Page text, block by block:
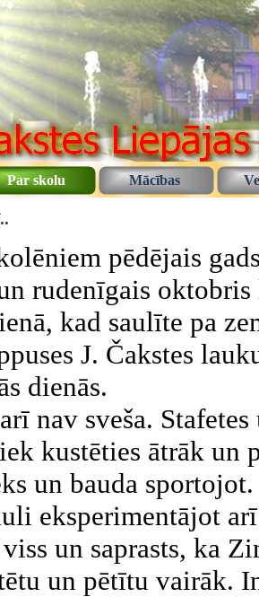
Par skolu Mācības
pēdējais
rudenīgais
kad saulīte pa
J. Čakstes
dienās.
nav sveša.
kustēties ātrāk un
un bauda sportojot.
eksperimentājot
un saprasts, ka
un pētītu vairāk.